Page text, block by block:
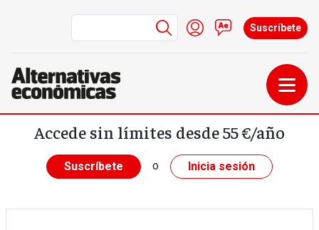
Pasar al contenido principal
Menú de cuenta de
Iniciar sesión
Contacto
Suscríbete
Accede sin límites desde 55 €/año
Suscríbete o Inicia sesión